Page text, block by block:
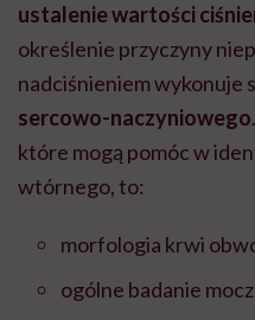
ustalenie wartości
określenie przyczyny
nadciśnieniem wykonuje
sercowo-naczyniowego
które mogą pomóc w
wtórnego, to:
morfologia krwi
ogólne badanie